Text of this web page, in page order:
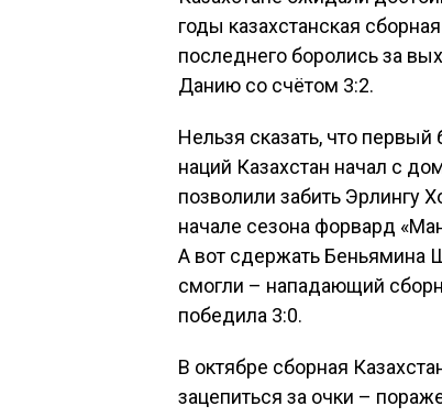
годы казахстанская
последнего боролись за
Данию со счётом 3:2.
Нельзя сказать, что
наций Казахстан начал с
позволили забить Эрлингу
начале сезона форвард
А вот сдержать Беньямина
смогли – нападающий
победила 3:0.
В октябре сборная
зацепиться за очки –